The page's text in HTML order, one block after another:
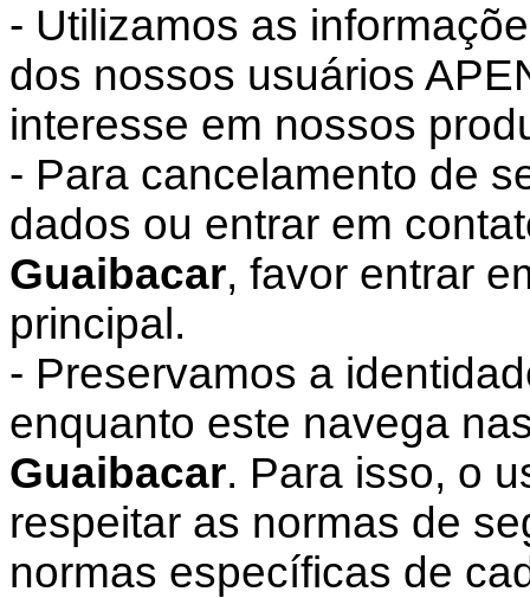
- Utilizamos as
dos nossos usuários
interesse em nossos
- Para cancelamento de
dados ou entrar em
Guaibacar, favor entrar
principal.
- Preservamos a
enquanto este navega
Guaibacar. Para isso, o
respeitar as normas de
normas específicas de